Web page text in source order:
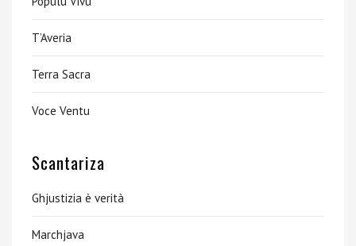
T’Averia
Terra Sacra
Voce Ventu
Scantariza
Ghjustizia è verità
Marchjava